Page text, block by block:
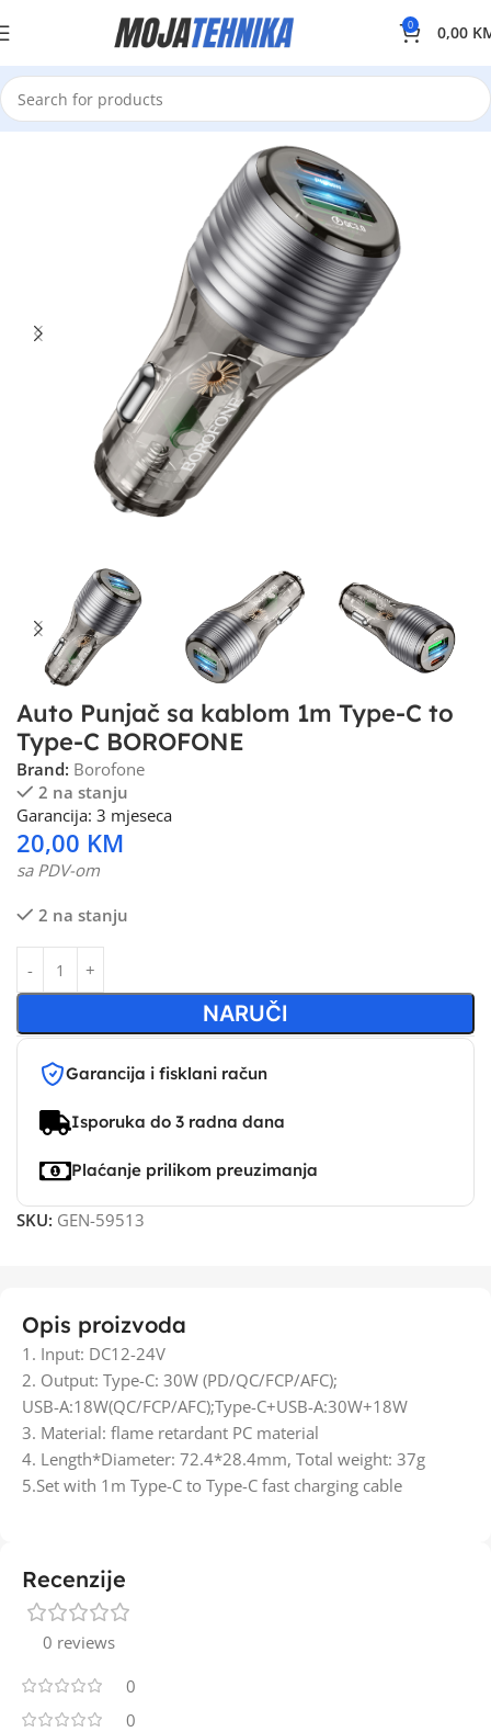
0 0,00
Auto Punjač sa kablom 1m Type-C to
Type-C BOROFONE
Brand: Borofone
2 na stanju
Garancija: 3 mjeseca
20,00 KM
sa PDV-om
2 na stanju
NARUČI
Garancija i fisklani račun
Isporuka do 3 radna dana
Plaćanje prilikom preuzimanja
SKU: GEN-59513
Opis proizvoda
1. Input: DC12-24V
2. Output: Type-C: 30W (PD/QC/FCP/AFC);
USB-A:18W(QC/FCP/AFC);Type-C+USB-A:30W+18W
3. Material: flame retardant PC material
4. Length*Diameter: 72.4*28.4mm, Total weight: 37g
5.Set with 1m Type-C to Type-C fast charging cable
Recenzije
0 reviews
0
0